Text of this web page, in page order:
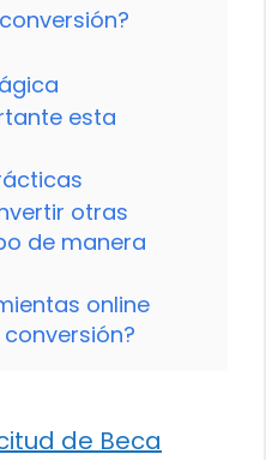
esta
otras
de manera
online
de Beca